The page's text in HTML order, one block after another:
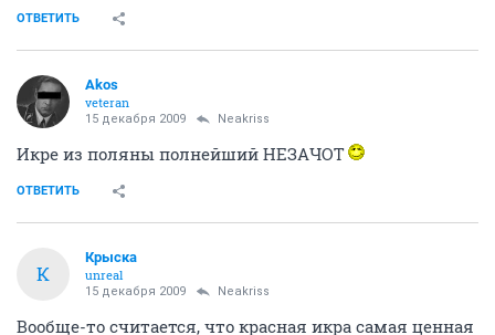
ОТВЕТИТЬ
Akos
veteran
15 декабря 2009 Neakriss
Икре из поляны полнейший НЕЗАЧОТ
ОТВЕТИТЬ
К
Крыска
unreal
15 декабря 2009 Neakriss
Вообще-то считается, что красная икра самая ценная